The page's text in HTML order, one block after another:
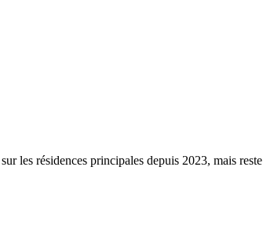
les résidences principales depuis 2023, mais